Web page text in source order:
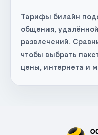
Тарифы билайн
общения,
развлечений.
чтобы выбрать
цены, интернета и